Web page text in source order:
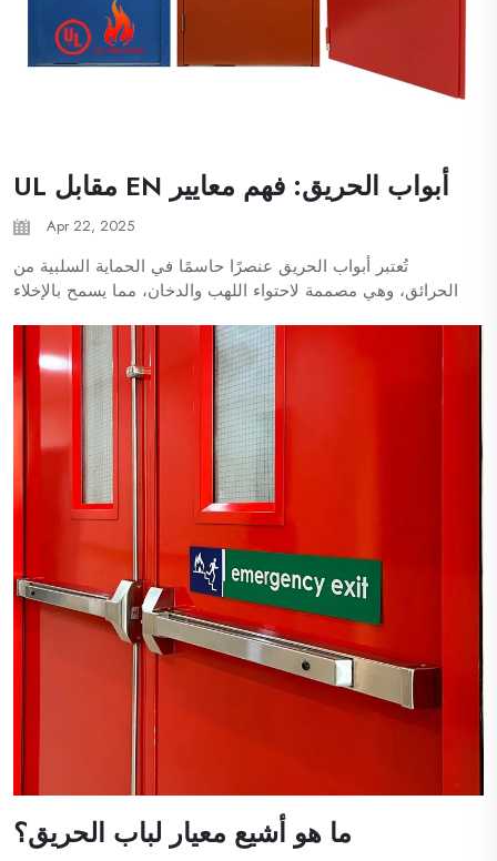
أبواب الحريق: فهم معايير EN مقابل UL
Apr 22, 2025
تُعتبر أبواب الحريق عنصرًا حاسمًا في الحماية السلبية من
الحرائق، وهي مصممة لاحتواء اللهب والدخان، مما يسمح بالإخلاء
فإن اختيار الباب المناسب للحريق يضمن الامتثال والأداء الذي
ينقذ الحياة...
ما هو أشيع معيار لباب الحريق؟